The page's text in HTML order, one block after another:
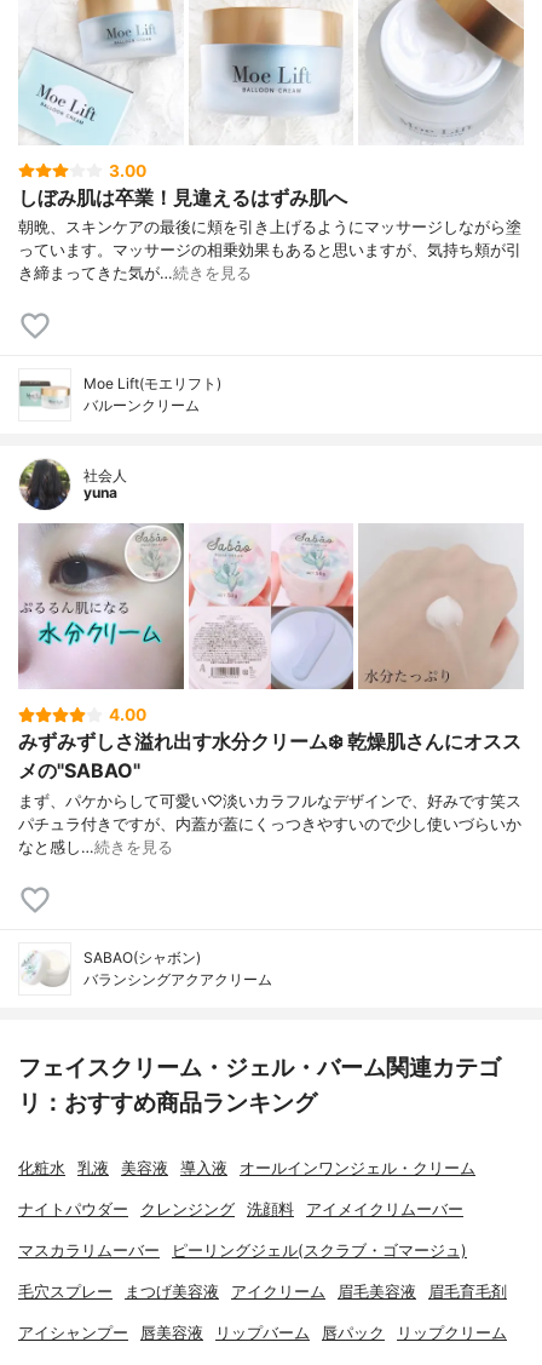
3.00
しぼみ肌は卒業！見違えるはずみ肌へ
朝晩、スキンケアの最後に頬を引き上げるようにマッサージしながら塗
っています。マッサージの相乗効果もあると思いますが、気持ち頬が引
き締まってきた気が…続きを見る
Moe Lift(モエリフト)
バルーンクリーム
社会人
yuna
4.00
みずみずしさ溢れ出す水分クリーム❄️ 乾燥肌さんにオスス
メの"SABAO"
まず、パケからして可愛い♡淡いカラフルなデザインで、好みです笑ス
パチュラ付きですが、内蓋が蓋にくっつきやすいので少し使いづらいか
なと感し…続きを見る
SABAO(シャボン)
バランシングアクアクリーム
フェイスクリーム・ジェル・バーム関連カテゴ
リ：おすすめ商品ランキング
化粧水 乳液 美容液 導入液 オールインワンジェル・クリーム
ナイトパウダー クレンジング 洗顔料 アイメイクリムーバー
マスカラリムーバー ピーリングジェル(スクラブ・ゴマージュ)
毛穴スプレー まつげ美容液 アイクリーム 眉毛美容液 眉毛育毛剤
アイシャンプー 唇美容液 リップバーム 唇パック リップクリーム